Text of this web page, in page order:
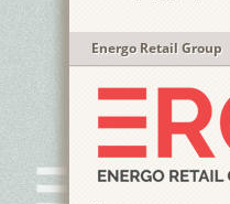
Energo Retail Group